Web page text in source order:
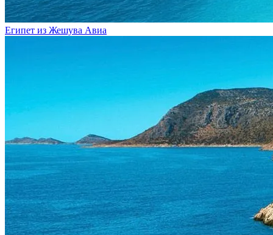
Египет из Жешува Авиа